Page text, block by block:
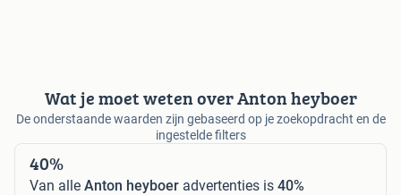
Wat je moet weten over Anton heyboer
De onderstaande waarden zijn gebaseerd op je zoekopdracht en de
ingestelde filters
40%
Van alle Anton heyboer advertenties is 40%